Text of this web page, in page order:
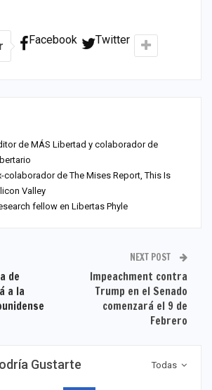
Facebook Twitter
de MÁS Libertad y colaborador de
colaborador de The Mises Report, This Is
Valley
fellow en Libertas Phyle
de
a la
NEXT POST
Impeachment contra
Trump en el Senado
comenzará el 9 de
Febrero
Todas
Gustarte